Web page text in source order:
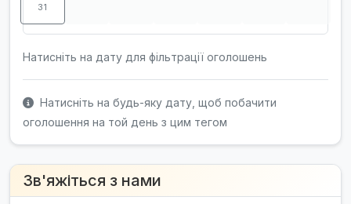
31
Натисніть на дату для фільтрації оголошень
Натисніть на будь-яку дату, щоб побачити
оголошення на той день з цим тегом
Зв'яжіться з нами